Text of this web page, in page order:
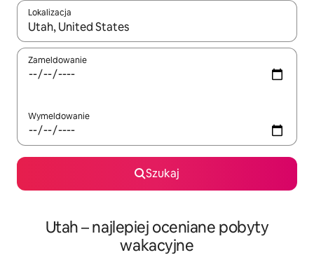
Lokalizacja
Gdy wyniki będą dostępne, możesz poruszać się po nich za
Zameldowanie
Wymeldowanie
Szukaj
Utah – najlepiej oceniane pobyty
wakacyjne